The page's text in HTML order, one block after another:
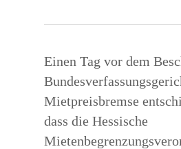
Einen Tag vor dem
Mietpreisbremse
dass die Hessische